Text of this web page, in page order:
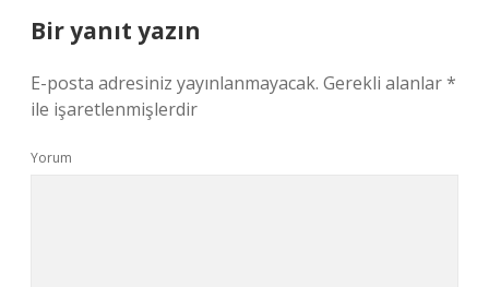
Bir yanıt yazın
E-posta adresiniz yayınlanmayacak. Gerekli alanlar*
ile işaretlenmişlerdir
Yorum